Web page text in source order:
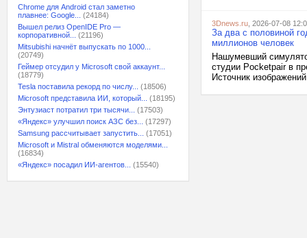
Chrome для Android стал заметно
плавнее: Google...
(24184)
Вышел релиз OpenIDE Pro —
корпоративной...
(21196)
Mitsubishi начнёт выпускать по 1000...
(20749)
Геймер отсудил у Microsoft свой аккаунт...
(18779)
Tesla поставила рекорд по числу...
(18506)
Microsoft представила ИИ, который...
(18195)
Энтузиаст потратил три тысячи...
(17503)
«Яндекс» улучшил поиск АЗС без...
(17297)
Samsung рассчитывает запустить...
(17051)
Microsoft и Mistral обменяются моделями...
(16834)
«Яндекс» посадил ИИ-агентов...
(15540)
3Dnews.ru , 2026-07-08
За два с половиной
миллионов человек
Нашумевший
студии Pocketpair в
Источник